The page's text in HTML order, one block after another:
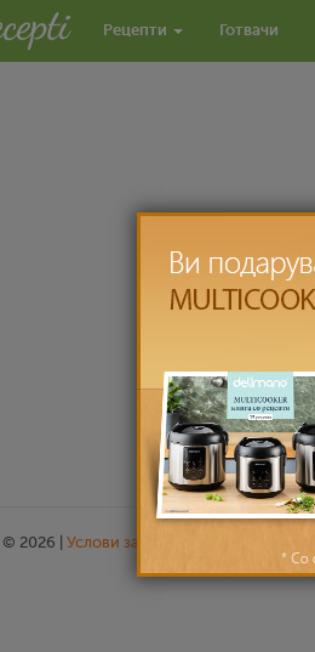
Рецепти Готвачи
© 2026 | Услови за користење